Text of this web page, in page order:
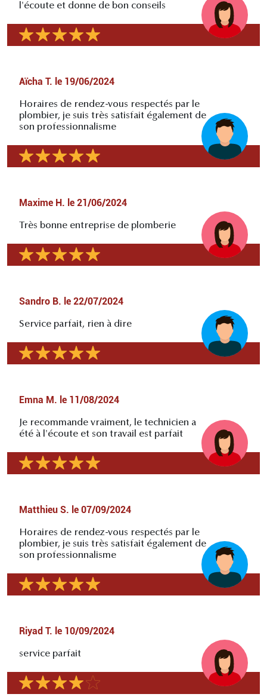
l'écoute et donne de bon conseils
Aïcha T. le 19/06/2024
Horaires de rendez-vous respectés par le
plombier, je suis très satisfait également de
son professionnalisme
Maxime H. le 21/06/2024
Très bonne entreprise de plomberie
Sandro B. le 22/07/2024
Service parfait, rien à dire
Emna M. le 11/08/2024
Je recommande vraiment, le technicien a
été à l'écoute et son travail est parfait
Matthieu S. le 07/09/2024
Horaires de rendez-vous respectés par le
plombier, je suis très satisfait également de
son professionnalisme
Riyad T. le 10/09/2024
service parfait